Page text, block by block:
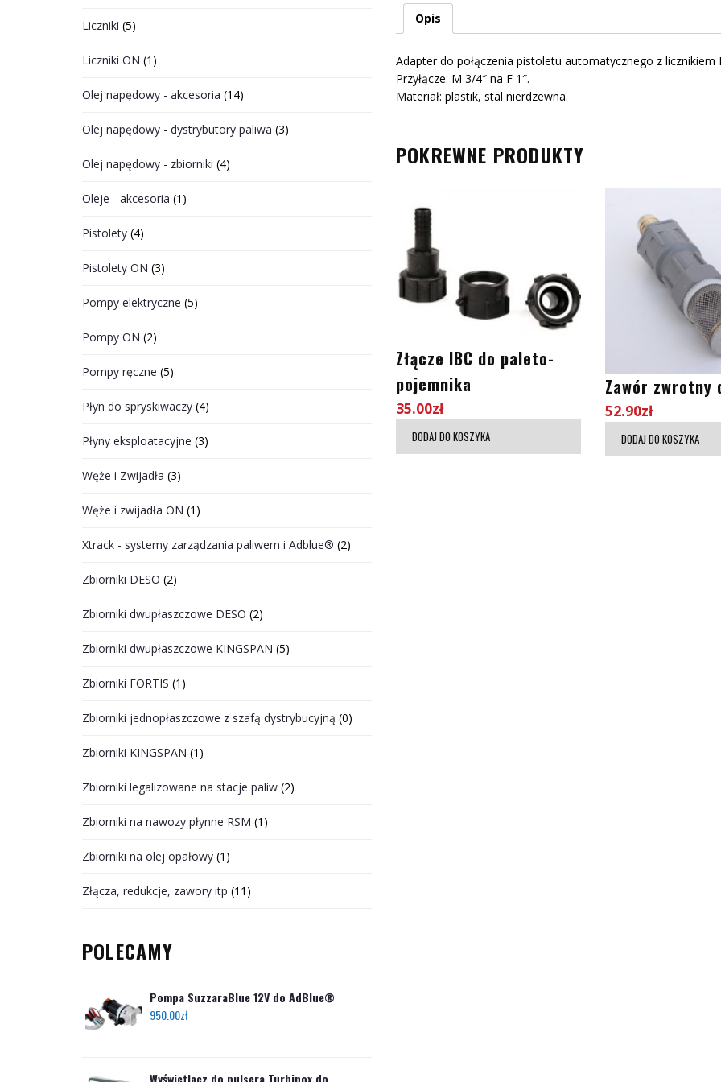
Liczniki (5)
Liczniki ON (1)
Olej napędowy - akcesoria (14)
Olej napędowy - dystrybutory paliwa (3)
Olej napędowy - zbiorniki (4)
Oleje - akcesoria (1)
Pistolety (4)
Pistolety ON (3)
Pompy elektryczne (5)
Pompy ON (2)
Pompy ręczne (5)
Płyn do spryskiwaczy (4)
Płyny eksploatacyjne (3)
Węże i Zwijadła (3)
Węże i zwijadła ON (1)
Xtrack - systemy zarządzania paliwem i Adblue® (2)
Zbiorniki DESO (2)
Zbiorniki dwupłaszczowe DESO (2)
Zbiorniki dwupłaszczowe KINGSPAN (5)
Zbiorniki FORTIS (1)
Zbiorniki jednopłaszczowe z szafą dystrybucyjną (0)
Zbiorniki KINGSPAN (1)
Zbiorniki legalizowane na stacje paliw (2)
Zbiorniki na nawozy płynne RSM (1)
Zbiorniki na olej opałowy (1)
Złącza, redukcje, zawory itp (11)
POLECAMY
Pompa SuzzaraBlue 12V do AdBlue®
950.00zł
Wyświetlacz do pulsera Turbinox do
Opis
Adapter do połączenia pistoletu automatycznego z licznikiem
Przyłącze: M 3/4″ na F 1″.
Materiał: plastik, stal nierdzewna.
POKREWNE PRODUKTY
Złącze IBC do paleto-
pojemnika
35.00zł
DODAJ DO KOSZYKA
Zawór zwrotny
52.90zł
DODAJ DO KOSZYKA